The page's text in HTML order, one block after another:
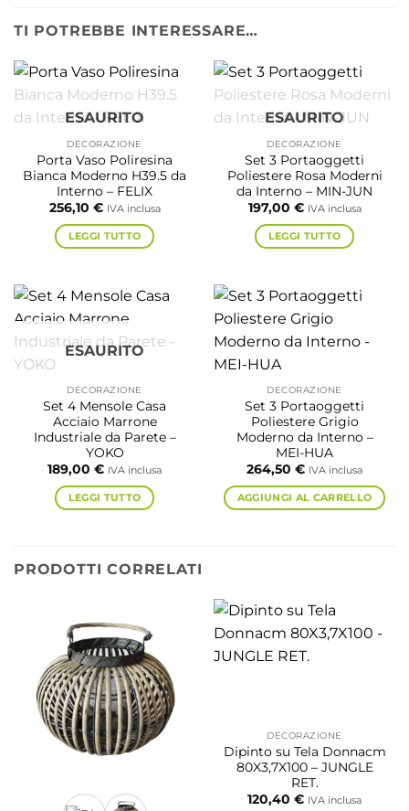
TI POTREBBE INTERESSARE…
ESAURITO
DECORAZIONE
Porta Vaso Poliresina
Bianca Moderno H39.5 da
Interno – FELIX
256,10 € IVA inclusa
LEGGI TUTTO
ESAURITO
DECORAZIONE
Set 3 Portaoggetti
Poliestere Rosa Moderni
da Interno – MIN-JUN
197,00 € IVA inclusa
LEGGI TUTTO
ESAURITO
DECORAZIONE
Set 4 Mensole Casa
Acciaio Marrone
Industriale da Parete –
YOKO
189,00 € IVA inclusa
LEGGI TUTTO
DECORAZIONE
Set 3 Portaoggetti
Poliestere Grigio
Moderno da Interno –
MEI-HUA
264,50 € IVA inclusa
AGGIUNGI AL CARRELLO
PRODOTTI CORRELATI
DECORAZIONE
Dipinto su Tela Donnacm
80X3,7X100 – JUNGLE
RET.
120,40 € IVA inclusa